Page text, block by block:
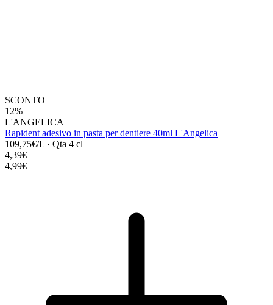
SCONTO
12%
L'ANGELICA
Rapident adesivo in pasta per dentiere 40ml L'Angelica
109,75€/L · Qta 4 cl
4,39€
4,99€